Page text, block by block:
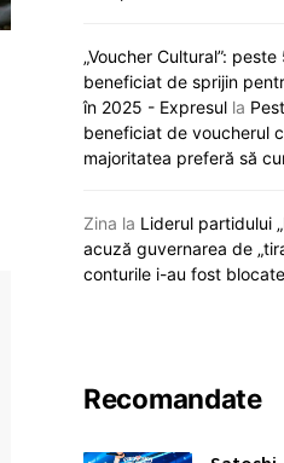
„Viva, Moldova!” răsună
Eurovision: Satoshi intră
concurs
12 mai 2026
„Voucher Cultural”:
beneficiat de sprijin
în 2025 - Expresul la
beneficiat de voucherul
majoritatea preferă să
Zina la Liderul partidului
acuză guvernarea de
conturile i-au fost blocate
Recomandate